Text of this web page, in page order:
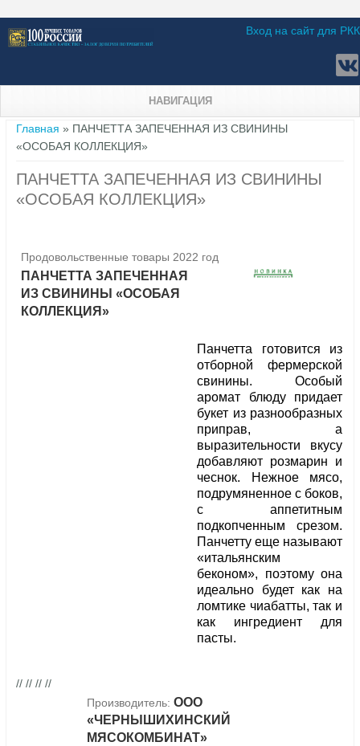
Вход на сайт для РКК
НАВИГАЦИЯ
Вы здесь
Главная » ПАНЧЕТТА ЗАПЕЧЕННАЯ ИЗ СВИНИНЫ
«ОСОБАЯ КОЛЛЕКЦИЯ»
ПАНЧЕТТА ЗАПЕЧЕННАЯ ИЗ СВИНИНЫ
«ОСОБАЯ КОЛЛЕКЦИЯ»
Продовольственные товары 2022 год
ПАНЧЕТТА ЗАПЕЧЕННАЯ
ИЗ СВИНИНЫ «ОСОБАЯ
КОЛЛЕКЦИЯ»
Панчетта готовится из
отборной фермерской
свинины. Особый
аромат блюду придает
букет из разнообразных
приправ, а
выразительности вкусу
добавляют розмарин и
чеснок. Нежное мясо,
подрумяненное с боков,
с аппетитным
подкопченным срезом.
Панчетту еще называют
«итальянским
беконом», поэтому она
идеально будет как на
ломтике чиабатты, так и
как ингредиент для
пасты.
// // // //
Производитель: ООО
«ЧЕРНЫШИХИНСКИЙ
МЯСОКОМБИНАТ»